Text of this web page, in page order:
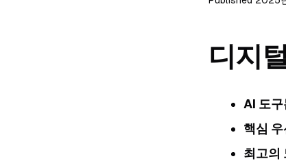
디지
AI 도
핵심 우
최고의